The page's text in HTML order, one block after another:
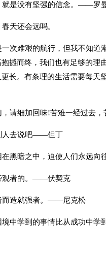
是没有坚强的信念。——罗
天还会远吗。
难艰的航行，但我不知道
撼而终，我们也有足够的理
长。有条理的生活需要每天
请细加回味!苦难一经过去
去说吧——但丁
黑暗之中，迫使人们永远向
者的。——伏契克
造就强者。——尼克松
学到的事情比从成功中学